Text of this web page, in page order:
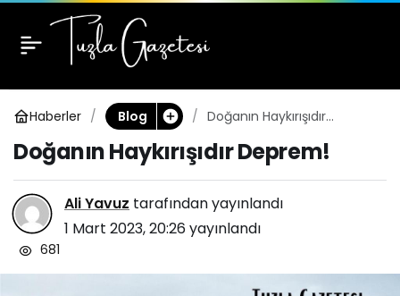
Haberler Blog
Doğanın Haykırışıdır
Doğanın Haykırışıdır Deprem!
Ali Yavuz tarafından yayınlandı
1 Mart 2023, 20:26yayınlandı
681
Doğanın Haykırışıdır